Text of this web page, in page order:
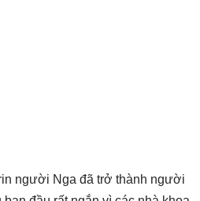
người Nga đã trở thành người